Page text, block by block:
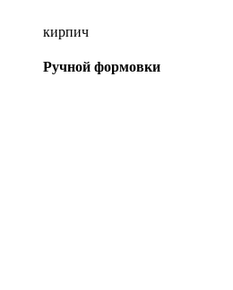
кирпич
Ручной формовки